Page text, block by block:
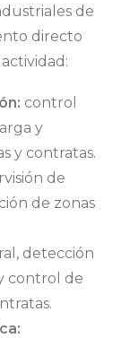
de
directo
control
y
y contratas.
de
de zonas
detección
control de